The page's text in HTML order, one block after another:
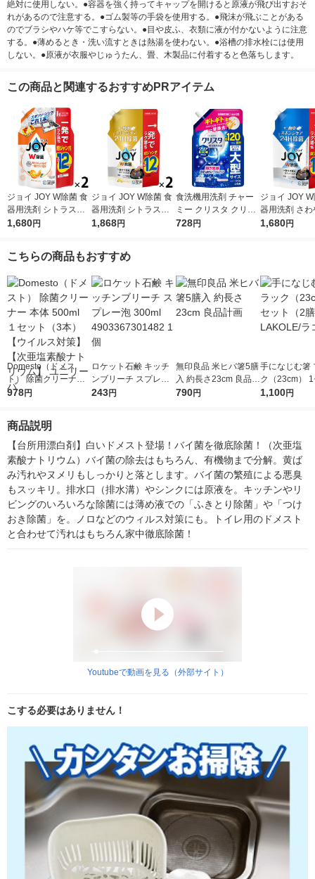
絶対に使用しない。●容器を強く持ってキャップを開けると原液が飛び出すおそ
れがあるので注意する。●ゴム製等の手袋を使用する。●飛沫が飛ぶことがある
のでブラシやハケ等でこすらない。●目や皮ふ、衣類に液が付かないように注意
する。●薄めるとき・洗い流すときは熱湯を使わない。●浴槽の排水栓には使用
しない。●原液が衣服やじゅうたん、畳、木製品に付着すると色落ちします。
この商品と関連するおすすめPRアイテム
ジョイ JOY W除菌 食
器用洗剤 シトラスオ
レンジの香り 詰め替
P＆G
1,680円
ジョイ JOY W除菌 食
器用洗剤 シトラスレ
モンの香り 詰め替え
G
1,868円
食洗機用洗剤 チャー
ミー クリスタ クリア
EXジェル スイートオ
728円
ジョイ JOY
器用洗剤 さわ
香 詰め替え
1,680円
こちらの商品もおすすめ
Domesto（ドメス
ト） 除菌クリーナー
本体 500ml １セット
リウム】 ユニリーバ
978円
ロケット石鹸 キッチ
ンブリーチ スプレー
泡 300ml 490336730
243円
無印良品 米ヒバ箸5膳
入 約長さ23cm 良品計
画
790円
手になじむ箸
ク（23cm）
（2膳）
1,100円
商品説明
【台所用漂白剤】白いドメスト登場！バイ菌を徹底除菌！（次亜塩
素酸ナトリウム）バイ菌の除去はもちろん、有機物まで分解。黄ば
み汚れやヌメリもしっかりと落とします。バイ菌の繁殖による悪臭
もスッキリ。排水口（排水溝）やシンクには原液を。キッチンやリ
ビングのいろいろな除菌には薄め液での「ふきとり除菌」や「つけ
おき除菌」を。ノロなどのウィルス対策にも。トイレ用のドメスト
と合わせて汚れはもちろん家中徹底除菌！
Youtubeで動画を見る（外部サイト）
こする必要はありません！